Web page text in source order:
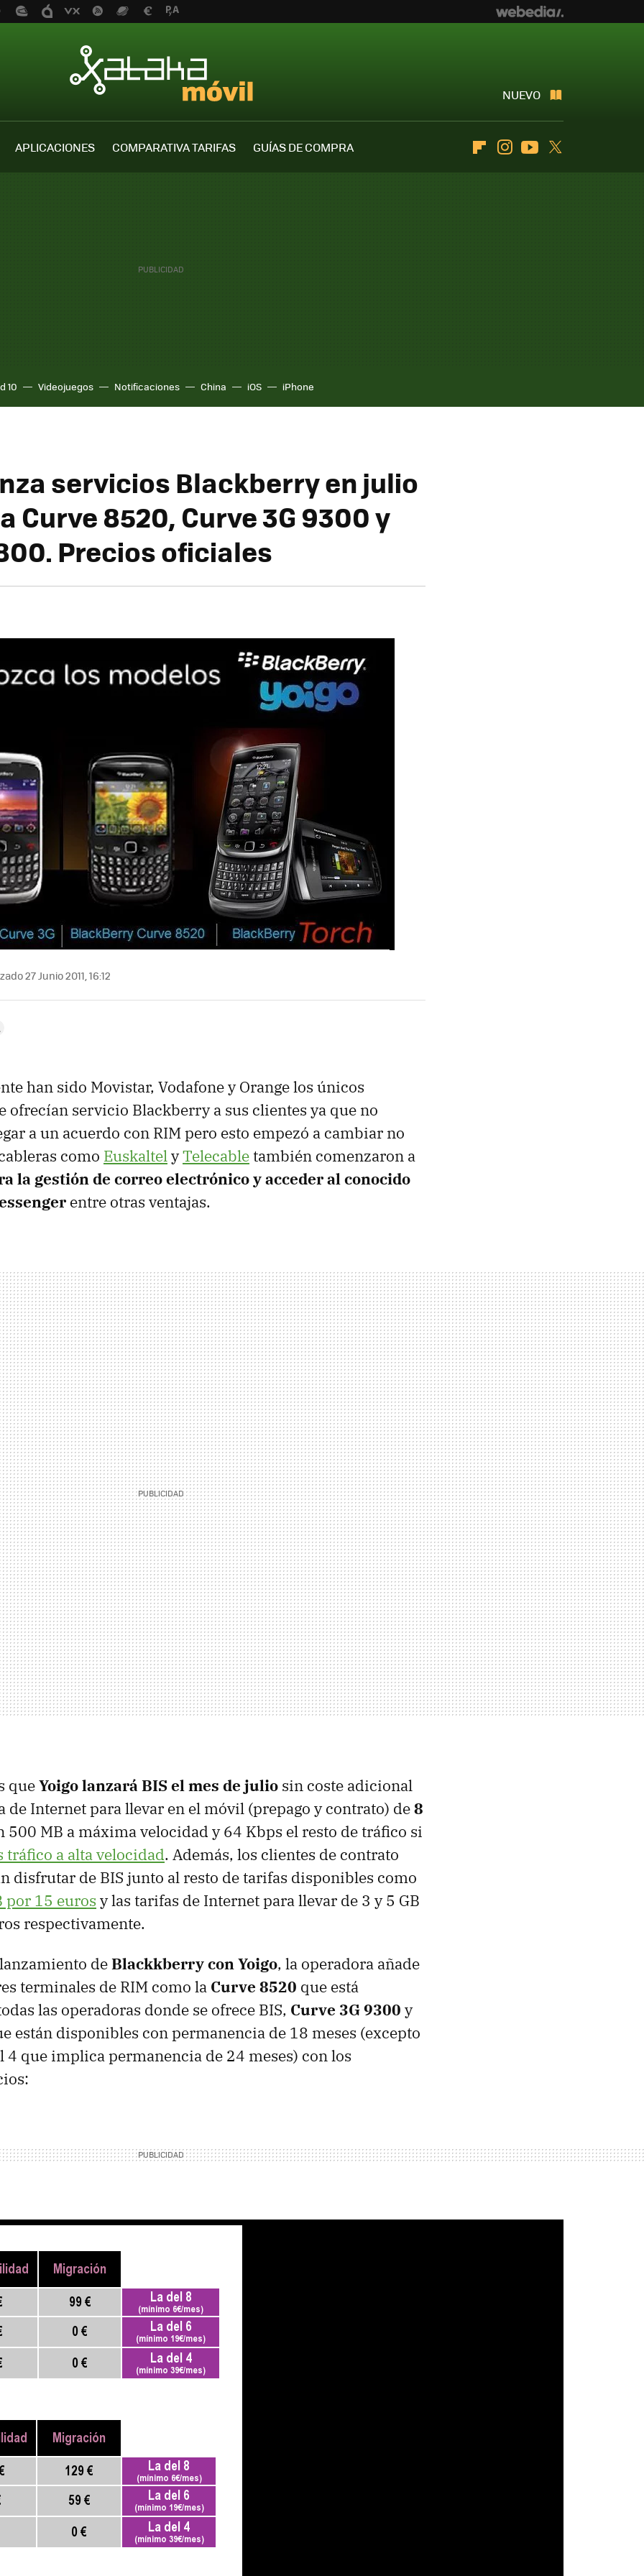
NUEVO
APLICACIONES COMPARATIVA TARIFAS GUÍAS DE COMPRA FlipboardInstagramYoutube
10 Videojuegos Notificaciones China iOS iPhone
servicios Blackberry en julio
Curve 8520, Curve 3G 9300 y
Precios oficiales
27 Junio 2011, 16:12
han sido Movistar, Vodafone y Orange los únicos
ofrecían servicio Blackberry a sus clientes ya que no
a un acuerdo con RIMpero esto empezó a cambiar no
como EuskaltelyTelecable también comenzaron a
la gestión de correo electrónico y acceder al conocido
entre otras ventajas.
queYoigo lanzará BISel mes de julio sin coste adicional
de Internet para llevar en el móvil (prepago y contrato) de8
500 MB a máxima velocidad y 64 Kbps el resto de tráfico si
tráfico a alta velocidad. Además, los clientes de contrato
disfrutar de BIS junto al resto de tarifas disponibles como
por 15 euros y las tarifas de Internet para llevar de 3 y 5 GB
respectivamente.
deBlackkberry con Yoigo, la operadora añade
terminales de RIM como la Curve 8520 que está
las operadoras donde se ofrece BIS, Curve 3G 9300 y
están disponibles con permanencia de 18 meses (excepto
4 que implica permanencia de 24 meses) con los